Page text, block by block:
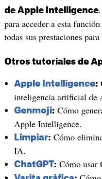
de Apple Intelligence
para acceder a esta
todas sus prestaciones
Otros tutoriales de
Apple Intelligence:
inteligencia artificial de
Genmoji: Cómo
Apple Intelligence.
Limpiar: Cómo
IA.
ChatGPT: Cómo usar